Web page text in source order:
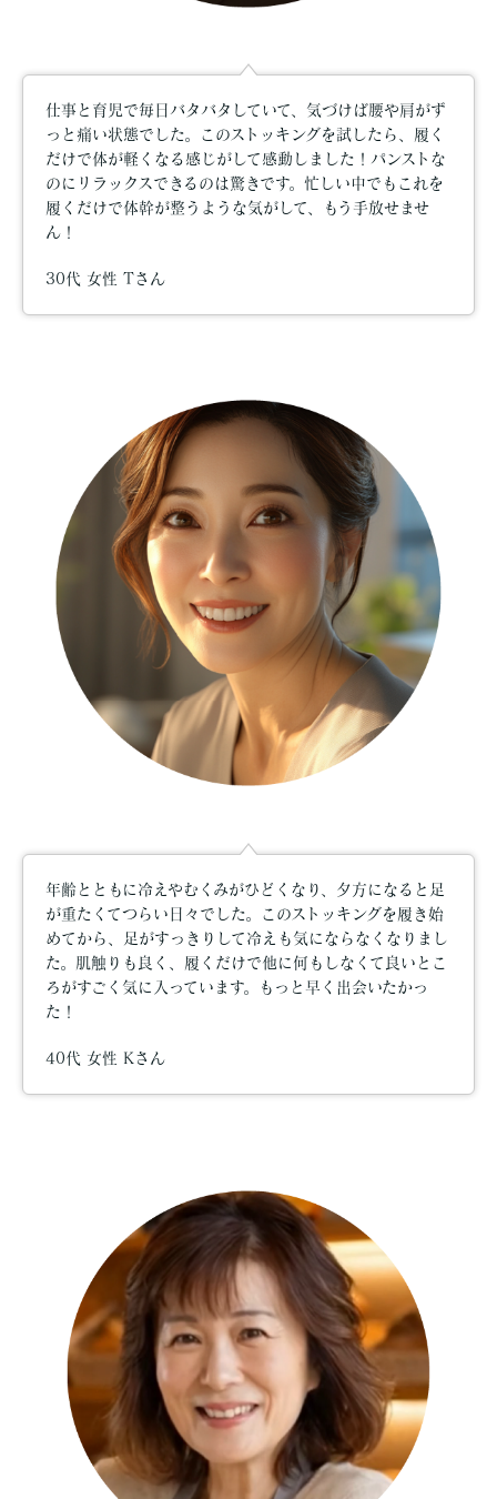
仕事と育児で毎日バタバタしていて、気づけば腰や肩がず
っと痛い状態でした。このストッキングを試したら、履く
だけで体が軽くなる感じがして感動しました！パンストな
のにリラックスできるのは驚きです。忙しい中でもこれを
履くだけで体幹が整うような気がして、もう手放せませ
ん！
30代 女性 Tさん
年齢とともに冷えやむくみがひどくなり、夕方になると足
が重たくてつらい日々でした。このストッキングを履き始
めてから、足がすっきりして冷えも気にならなくなりまし
た。肌触りも良く、履くだけで他に何もしなくて良いとこ
ろがすごく気に入っています。もっと早く出会いたかっ
た！
40代 女性 Kさん